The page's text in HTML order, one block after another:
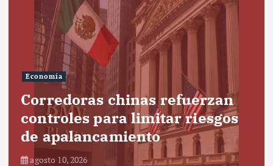
Economía
Corredoras chinas refuerzan
controles para limitar riesgos
de apalancamiento
agosto 10, 2026